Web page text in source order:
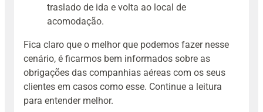
traslado de ida e volta ao local de
acomodação.
Fica claro que o melhor que podemos fazer nesse
cenário, é ficarmos bem informados sobre as
obrigações das companhias aéreas com os seus
clientes em casos como esse. Continue a leitura
para entender melhor.